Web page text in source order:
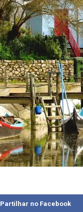
Partilhar no Facebook